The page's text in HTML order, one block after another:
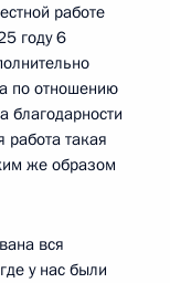
работе
году 6
по отношению
благодарности
работа такая
же образом
вся
у нас были